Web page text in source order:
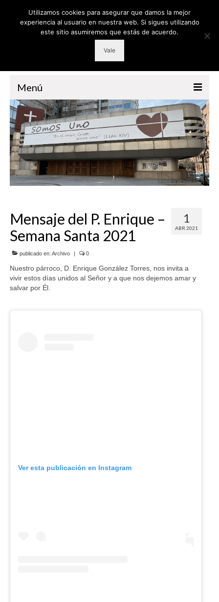
Menú
PARROQUIA
GRUPOS
RETIROS
CATEQUESIS
LITURGIA
SERVICIOS
COF
BUENOS SUCESOS
1
ABR 2021
Mensaje del P. Enrique –
Semana Santa 2021
publicado en: Archivo 0
Nuestro párroco, D. Enrique González Torres, nos invita a
vivir estos días unidos al Señor y a que nos dejemos amar y
salvar por Él.
Ver esta publicación en Instagram
Utilizamos cookies para asegurar que damos la mejor
experiencia al usuario en nuestra web. Si sigues utilizando
este sitio asumiremos que estás de acuerdo.
Vale